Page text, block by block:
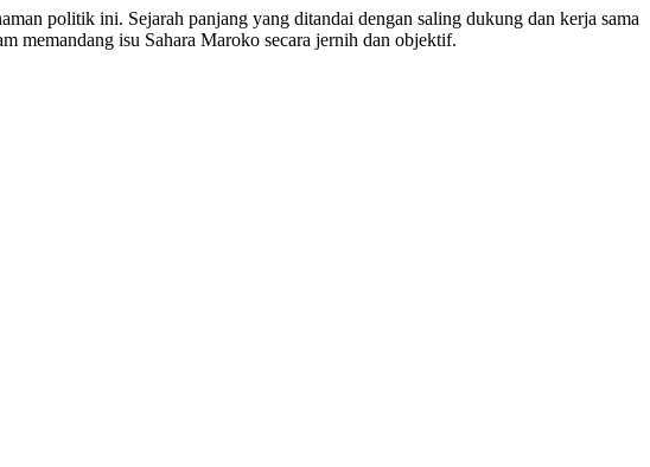
politik ini. Sejarah panjang yang ditandai dengan saling dukung dan kerja sama
memandang isu Sahara Maroko secara jernih dan objektif.